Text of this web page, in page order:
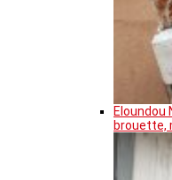
Eloundou
brouette,